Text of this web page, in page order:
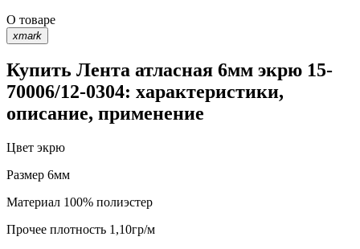
О товаре
xmark
Купить Лента атласная 6мм экрю 15-
70006/12-0304: характеристики,
описание, применение
Цвет экрю
Размер 6мм
Материал 100% полиэстер
Прочее плотность 1,10гр/м